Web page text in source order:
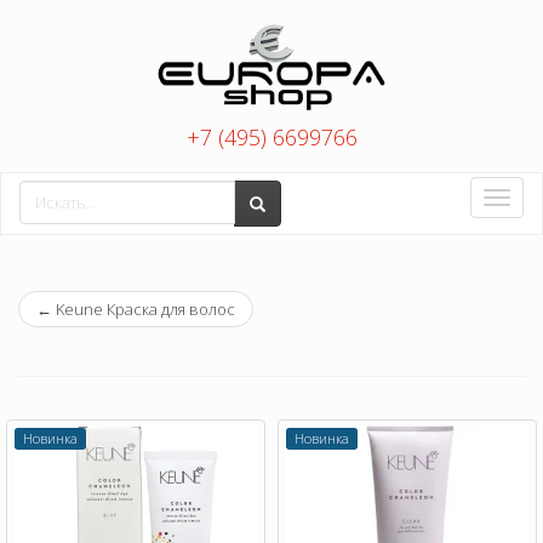
+7 (495) 6699766
Toggle
← Keune Краска для волос
Новинка Новинка